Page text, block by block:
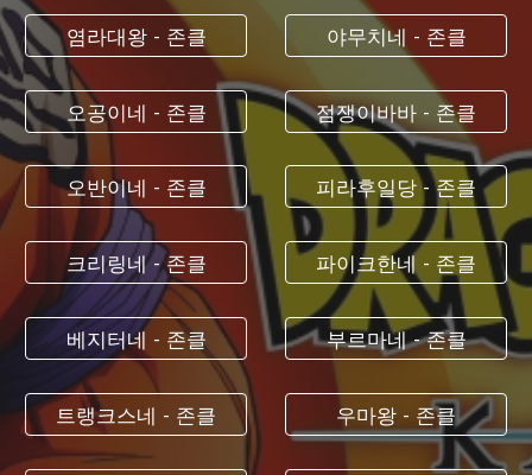
염라대왕 - 존클
오공이네 - 존클
오반이네 - 존클
크리링네 - 존클
베지터네 - 존클
트랭크스네 - 존클
야무치네 - 존클
점쟁이바바 - 존클
피라후일당 - 존클
파이크한네 - 존클
부르마네 - 존클
우마왕 - 존클